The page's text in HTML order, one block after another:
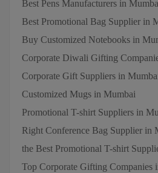
Best Pens Manufacturers in
Best Promotional Bag Supplier in
Buy Customized Notebooks in
Corporate Diwali Gifting
Corporate Gift Suppliers in
Customized Mugs in Mumbai
Promotional T-shirt Suppliers in
Right Conference Bag Supplier in
the Best Promotional T-shirt
Top Corporate Gifting Companies